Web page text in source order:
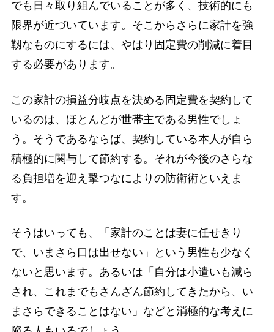
でも日々取り組んでいることが多く、技術的にも
限界が近づいています。そこからさらに家計を強
靱なものにするには、やはり固定費の削減に着目
する必要があります。
この家計の損益分岐点を決める固定費を契約して
いるのは、ほとんどが世帯主である男性でしょ
う。そうであるならば、契約している本人が自ら
積極的に関与して節約する。それが今後のさらな
る負担増を迎え撃つなによりの防衛術といえま
す。
そうはいっても、「家計のことは妻に任せきり
で、いまさら口は出せない」という男性も少なく
ないと思います。あるいは「自分は小遣いも減ら
され、これまでもさんざん節約してきたから、い
まさらできることはない」などと消極的な考えに